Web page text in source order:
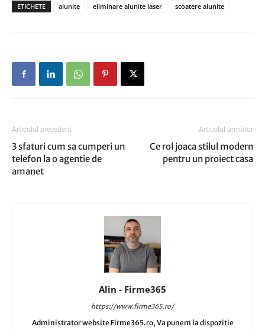
ETICHETE alunite eliminare alunite laser scoatere alunite
Articolul precedent
3 sfaturi cum sa cumperi un
telefon la o agentie de
amanet
Articolul următor
Ce rol joaca stilul modern
pentru un proiect casa
Alin - Firme365
https://www.firme365.ro/
Administrator website Firme365.ro, Va punem la dispozitie